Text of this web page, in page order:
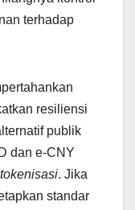
terhadap
resiliensi
publik
dan e-CNY
tokenisasi. Jika
standar